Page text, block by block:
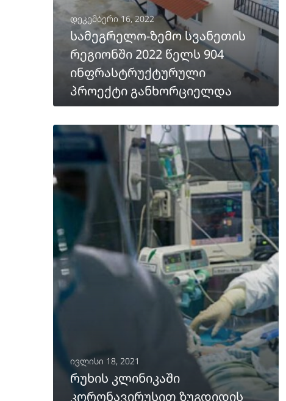
დეკემბერი 16, 2022
სამეგრელო-ზემო სვანეთის
რეგიონში 2022 წელს 904
ინფრასტრუქტურული
პროექტი განხორციელდა
ᲒᲐᲒᲠᲫᲔᲚᲔᲑᲐ
ივლისი 18, 2021
რუხის კლინიკაში
კორონავირუსით ზუგდიდის